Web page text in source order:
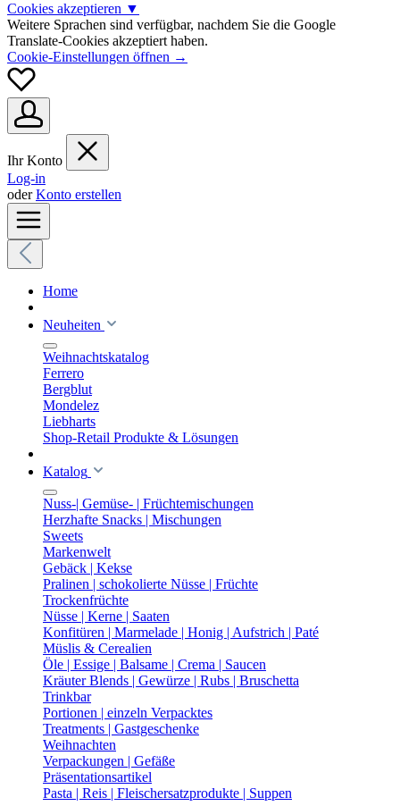
Cookies akzeptieren ▼
Weitere Sprachen sind verfügbar, nachdem Sie die Google
Translate-Cookies akzeptiert haben.
Cookie-Einstellungen öffnen →
Ihr Konto
Log-in
oderKonto erstellen
Home
Neuheiten
Weihnachtskatalog
Ferrero
Bergblut
Mondelez
Liebharts
Shop-Retail Produkte & Lösungen
Katalog
Nuss-| Gemüse- | Früchtemischungen
Herzhafte Snacks | Mischungen
Sweets
Markenwelt
Gebäck | Kekse
Pralinen | schokolierte Nüsse | Früchte
Trockenfrüchte
Nüsse | Kerne | Saaten
Konfitüren | Marmelade | Honig | Aufstrich | Paté
Müslis & Cerealien
Öle | Essige | Balsame | Crema | Saucen
Kräuter Blends | Gewürze | Rubs | Bruschetta
Trinkbar
Portionen | einzeln Verpacktes
Treatments | Gastgeschenke
Weihnachten
Verpackungen | Gefäße
Präsentationsartikel
Pasta | Reis | Fleischersatzprodukte | Suppen